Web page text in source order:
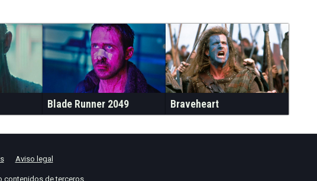
Blade Runner 2049 Braveheart
Aviso legal
contenidos de terceros.